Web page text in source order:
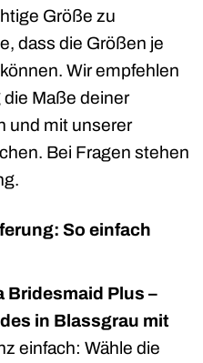
Größe zu
dass die Größen je
Wir empfehlen
Maße deiner
und mit unserer
Bei Fragen stehen
So einfach
Bridesmaid Plus –
in Blassgrau mit
einfach: Wähle die